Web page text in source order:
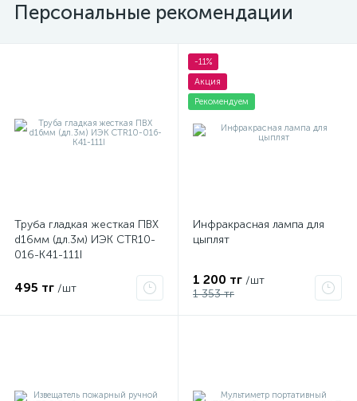
Персональные рекомендации
Труба гладкая жесткая ПВХ
d16мм (дл.3м) ИЭК CTR10-
016-K41-111I
495 тг /шт
-11%
Акция
Рекомендуем
Инфракрасная лампа для
цыплят
1 200 тг /шт
1 353 тг